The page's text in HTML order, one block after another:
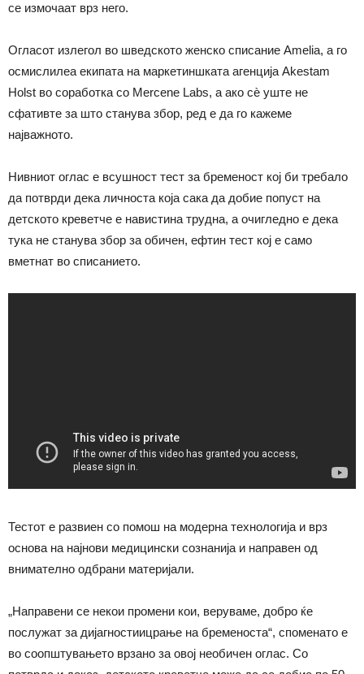
се измочаат врз него.
Огласот излегол во шведското женско списание Amelia, а го
осмислилеа екипата на маркетиншката агенција Akestam
Holst во соработка со Mercene Labs, а ако сѐ уште не
сфативте за што станува збор, ред е да го кажеме
најважното.
Нивниот оглас е всушност тест за бременост кој би требало
да потврди дека личноста која сака да добие попуст на
детското креветче е навистина трудна, а очигледно е дека
тука не станува збор за обичен, ефтин тест кој е само
вметнат во списанието.
Тестот е развиен со помош на модерна технологија и врз
основа на најнови медицински сознанија и направен од
внимателно одбрани материјали.
„Направени се некои промени кои, веруваме, добро ќе
послужат за дијагностиицрање на бременоста“, споменато е
во соопштувањето врзано за овој необичен оглас. Со